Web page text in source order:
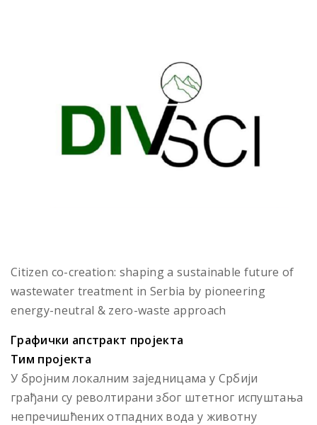
Citizen co-creation: shaping a sustainable future of
wastewater treatment in Serbia by pioneering
energy-neutral & zero-waste approach
Графички апстракт пројекта
Тим пројекта
У бројним локалним заједницама у Србији
грађани су револтирани због штетног испуштања
непречишћених отпадних вода у животну